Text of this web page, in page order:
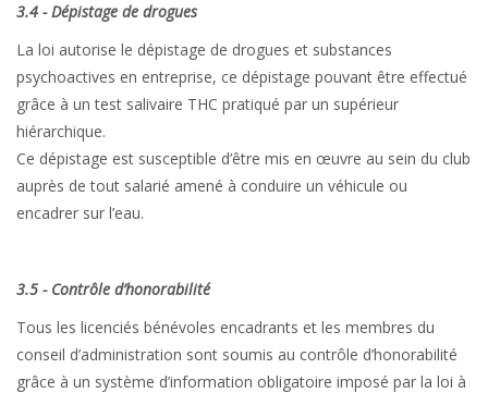
3.4 - Dépistage de drogues
La loi autorise le dépistage de drogues et substances
psychoactives en entreprise, ce dépistage pouvant être effectué
grâce à un test salivaire THC pratiqué par un supérieur
hiérarchique.
Ce dépistage est susceptible d’être mis en œuvre au sein du club
auprès de tout salarié amené à conduire un véhicule ou
encadrer sur l’eau.
3.5 - Contrôle d’honorabilité
Tous les licenciés bénévoles encadrants et les membres du
conseil d’administration sont soumis au contrôle d’honorabilité
grâce à un système d’information obligatoire imposé par la loi à